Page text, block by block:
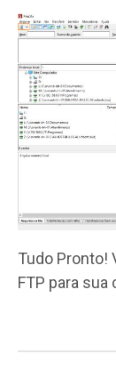
Tudo Pronto!
FTP para sua